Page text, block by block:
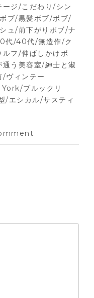
ジ/こだわり/シン
ブ/黒髪ボブ/ボブ/
ュ/前下がりボブ/ナ
代/40代/無造作/ク
フ/伸ばしかけボ
う美容室/紳士と淑
ヴィンテー
ブルックリ
エシカル/サスティ